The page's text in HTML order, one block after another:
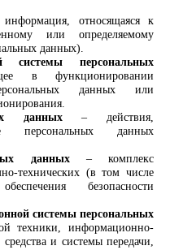
относящаяся к
или определяемому
данных).
системы персональных
в функционировании
данных или
данных– действия,
персональных данных
данных – комплекс
технических (в том числе
безопасности
системы персональных
техники, информационно-
и системы передачи,